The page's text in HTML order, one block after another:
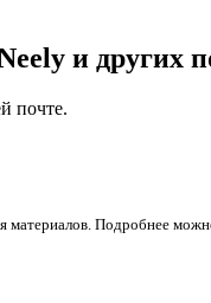
и других
почте.
материалов. Подробнее